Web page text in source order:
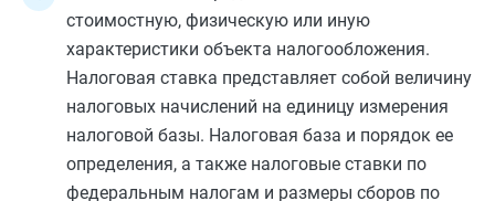
стоимостную, физическую или иную
характеристики объекта налогообложения.
Налоговая ставка представляет собой величину
налоговых начислений на единицу измерения
налоговой базы. Налоговая база и порядок ее
определения, а также налоговые ставки по
федеральным налогам и размеры сборов по